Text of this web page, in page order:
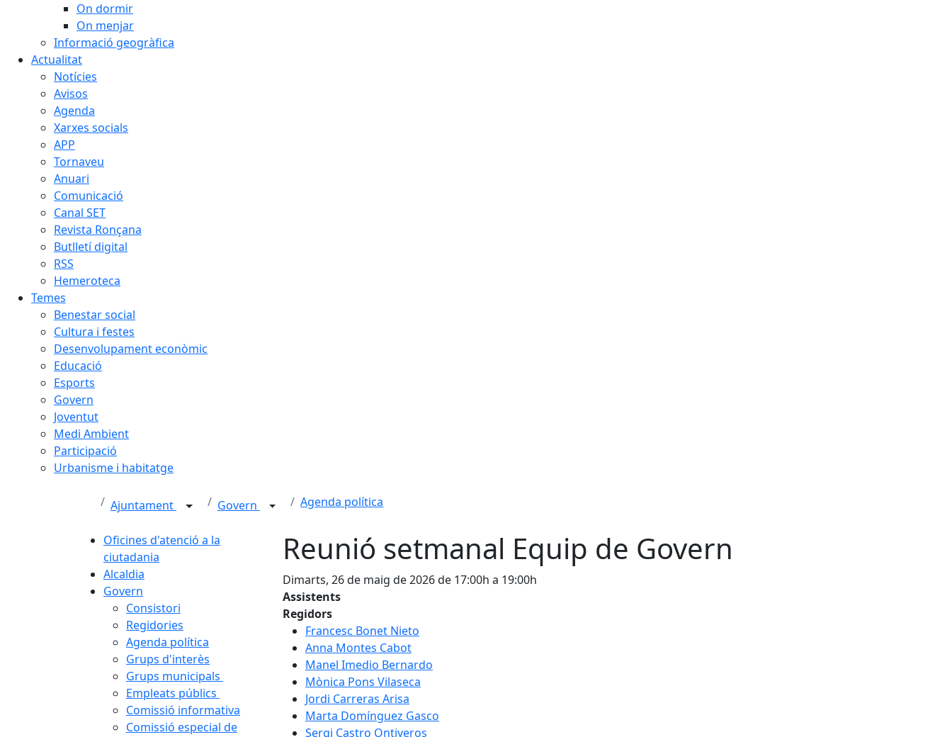
On dormir
On menjar
Informació geogràfica
Actualitat
Notícies
Avisos
Agenda
Xarxes socials
APP
Tornaveu
Anuari
Comunicació
Canal SET
Revista Ronçana
Butlletí digital
RSS
Hemeroteca
Temes
Benestar social
Cultura i festes
Desenvolupament econòmic
Educació
Esports
Govern
Joventut
Medi Ambient
Participació
Urbanisme i habitatge
Ajuntament Govern Agenda política
Oficines d'atenció a la
ciutadania
Alcaldia
Govern
Consistori
Regidories
Agenda política
Grups d'interès
Grups municipals
Empleats públics
Comissió informativa
Comissió especial de
Reunió setmanal Equip de Govern
Dimarts, 26 de maig de 2026 de 17:00h a 19:00h
Assistents
Regidors
Francesc Bonet Nieto
Anna Montes Cabot
Manel Imedio Bernardo
Mònica Pons Vilaseca
Jordi Carreras Arisa
Marta Domínguez Gasco
Sergi Castro Ontiveros